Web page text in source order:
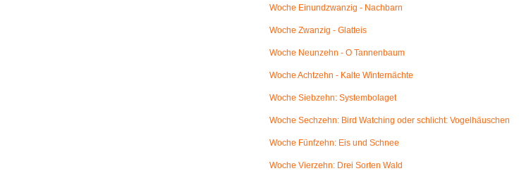
Woche Einundzwanzig - Nachbarn
Woche Zwanzig - Glatteis
Woche Neunzehn - O Tannenbaum
Woche Achtzehn - Kalte Winternächte
Woche Siebzehn: Systembolaget
Woche Sechzehn: Bird Watching oder schlicht: Vogelhäuschen
Woche Fünfzehn: Eis und Schnee
Woche Vierzehn: Drei Sorten Wald